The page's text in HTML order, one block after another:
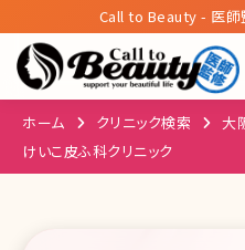
Call to Beauty - 医師
ホーム クリニック検索 大
けいこ皮ふ科クリニック